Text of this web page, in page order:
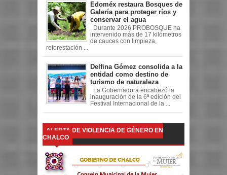
Edoméx restaura Bosques de
Galería para proteger ríos y
conservar el agua
Durante 2026 PROBOSQUE ha
intervenido más de 17 kilómetros
de cauces con limpieza,
reforestación ...
Delfina Gómez consolida a la
entidad como destino de
turismo de naturaleza
La Gobernadora encabezó la
inauguración de la 6ª edición del
Festival Internacional de la ...
ALERTA DE VIOLENCIA DE GÉNERO EN
CHALCO